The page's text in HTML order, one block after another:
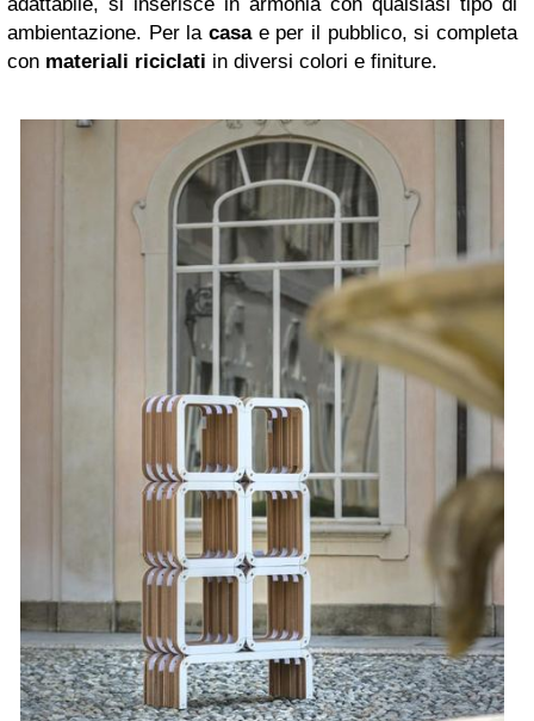
ambientazione. Per la casae per il pubblico, si completa
con materiali riciclati in diversi colori e finiture.